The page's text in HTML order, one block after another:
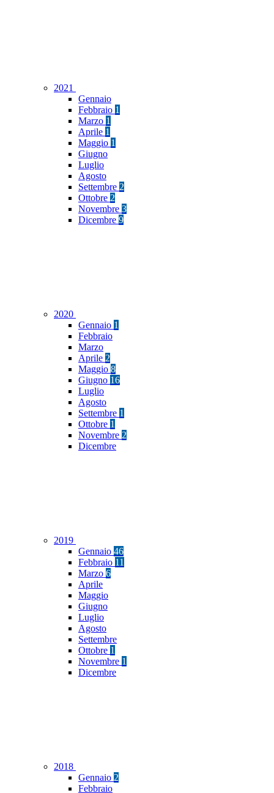
2021
Gennaio
Febbraio 1
Marzo 1
Aprile 1
Maggio 1
Giugno
Luglio
Agosto
Settembre 2
Ottobre 2
Novembre 3
Dicembre 9
2020
Gennaio 1
Febbraio
Marzo
Aprile 2
Maggio 8
Giugno 16
Luglio
Agosto
Settembre 1
Ottobre 1
Novembre 2
Dicembre
2019
Gennaio 46
Febbraio 11
Marzo 6
Aprile
Maggio
Giugno
Luglio
Agosto
Settembre
Ottobre 1
Novembre 1
Dicembre
2018
Gennaio 2
Febbraio